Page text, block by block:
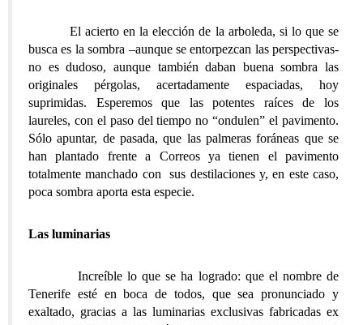
El acierto en la elección de la arboleda, si lo que se
busca es la sombra –aunque se entorpezcan las perspectivas-
no es dudoso, aunque también daban buena sombra las
originales pérgolas, acertadamente espaciadas, hoy
suprimidas. Esperemos que las potentes raíces de los
laureles, con el paso del tiempo no “ondulen” el pavimento.
Sólo apuntar, de pasada, que las palmeras foráneas que se
han plantado frente a Correos ya tienen el pavimento
totalmente manchado con sus destilaciones y, en este caso,
poca sombra aporta esta especie.
Las luminarias
Increíble lo que se ha logrado: que el nombre de
Tenerife esté en boca de todos, que sea pronunciado y
exaltado, gracias a las luminarias exclusivas fabricadas ex